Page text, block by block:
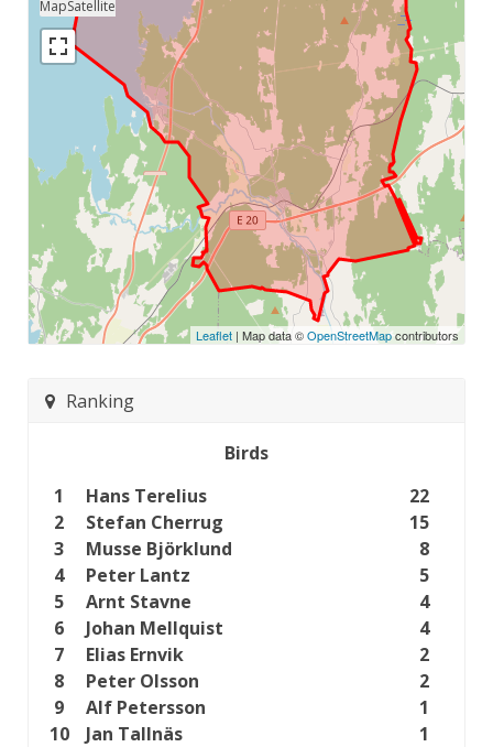
Leaflet | Map data ©OpenStreetMapcontributors
Ranking
Birds
1
Hans Terelius
22
2
Stefan Cherrug
15
3
Musse Björklund
8
4
Peter Lantz
5
5
Arnt Stavne
4
6
Johan Mellquist
4
7
Elias Ernvik
2
8
Peter Olsson
2
9
Alf Petersson
1
10
Jan Tallnäs
1